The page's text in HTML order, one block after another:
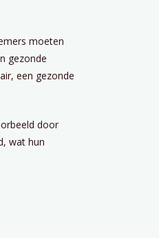
moeten
gezonde
een gezonde
door
wat hun